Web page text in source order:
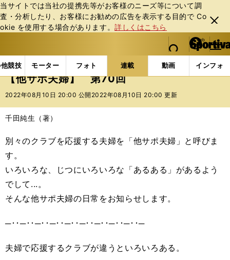
当サイトでは当社の提携先等がお客様のニーズ等について調
査・分析したり、お客様にお勧めの広告を表⽰する⽬的で Co
okie を使⽤する場合があります。詳しくはこちら
閉じ
る
web Sportiva (webスポルティーバ)
検索
マイペ
ー
ジ
メニュ
競技 モーター フォト 連載 動画 インフォ
b
ス
ポ
ル
ィ
バ
連載コラム スポマン！ 他サポ夫婦 【他サポ夫
【他サポ夫婦】 第70回
2022年08月10日 20:00 公開 2022年08月10日 20:00 更新
千田純生（著）
別々のクラブを応援する夫婦を「他サポ夫婦」と呼びま
す。
いろいろな、じつにいろいろな「あるある」があるよう
でして...。
そんな他サポ夫婦の日常をお知らせします。
─･･─･･─･･─･･─･･─･･─･･─･･─･･─
夫婦で応援するクラブが違うといろいろある。